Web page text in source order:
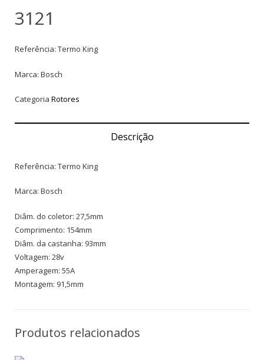
3121
Referência: Termo King
Marca: Bosch
Categoria Rotores
Descrição
Referência: Termo King
Marca: Bosch
Diâm. do coletor: 27,5mm
Comprimento: 154mm
Diâm. da castanha: 93mm
Voltagem: 28v
Amperagem: 55A
Montagem: 91,5mm
Produtos relacionados